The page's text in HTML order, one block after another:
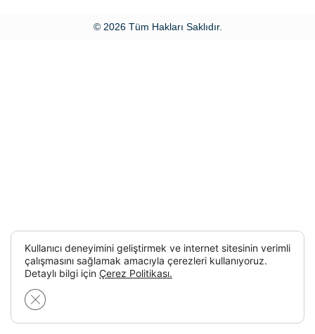
© 2026 Tüm Hakları Saklıdır.
Kullanıcı deneyimini geliştirmek ve internet sitesinin verimli
çalışmasını sağlamak amacıyla çerezleri kullanıyoruz.
Detaylı bilgi için Çerez Politikası.
GDPR çerez şeridini kapat